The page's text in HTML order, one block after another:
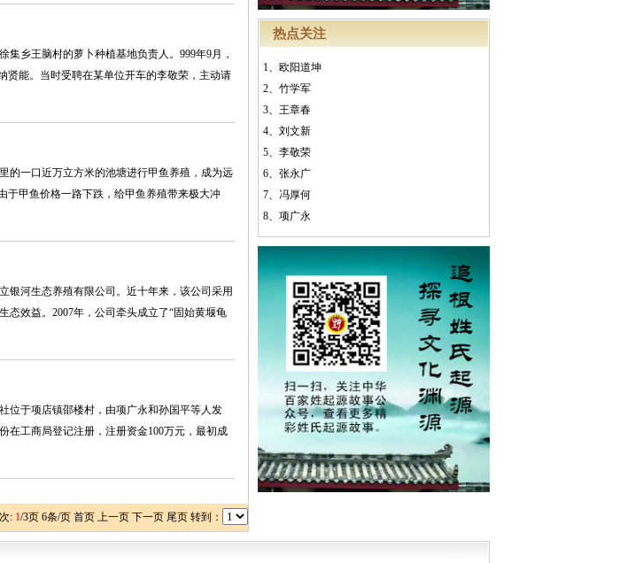
乡王脑村的萝卜种植基地负责人。999年9月，
贤能。当时受聘在某单位开车的李敬荣，主动请
的一口近万立方米的池塘进行甲鱼养殖，成为远
于甲鱼价格一路下跌，给甲鱼养殖带来极大冲
银河生态养殖有限公司。近十年来，该公司采用
态效益。2007年，公司牵头成立了“固始黄堰龟
位于项店镇邵楼村，由项广永和孙国平等人发
在工商局登记注册，注册资金100万元，最初成
: 1/3页 6条/页 首页 上一页 下一页 尾页 转到：
热点关注
1、 欧阳道坤
2、 竹学军
3、 王章春
4、 刘文新
5、 李敬荣
6、 张永广
7、 冯厚何
8、 项广永